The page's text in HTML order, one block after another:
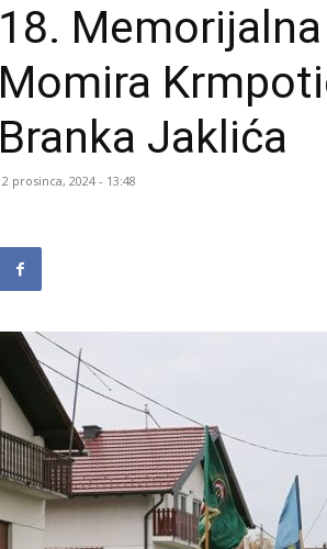
18.
Momira
Branka Jaklića
2 prosinca, 2024 - 13:48